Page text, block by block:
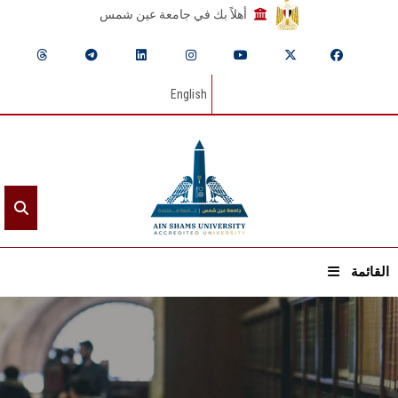
أهلاً بك في جامعة عين شمس
English
القائمة
الرئيسيـة
عن الجامعة